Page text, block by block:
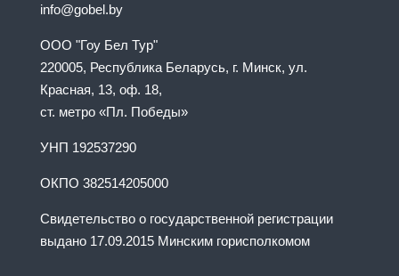
info@gobel.by
ООО "Гоу Бел Тур"
220005, Республика Беларусь, г. Минск, ул.
Красная, 13, оф. 18,
ст. метро «Пл. Победы»
УНП 192537290
ОКПО 382514205000
Свидетельство о государственной регистрации
выдано 17.09.2015 Минским горисполкомом